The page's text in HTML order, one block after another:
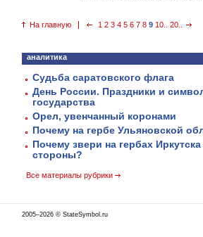
На главную 1 2 3 4 5 6 7 8 9 10.. 20..
аналитика
Судьба саратовского флага
День России. Праздники и
государства
Орел, увенчанный коронами
Почему на гербе Ульяновской
Почему звери на гербах
стороны?
Все материалы рубрики
2005–2026 © StateSymbol.ru